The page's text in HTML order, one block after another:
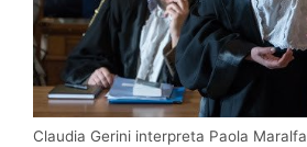
Claudia Gerini interpreta Paola Maralfa